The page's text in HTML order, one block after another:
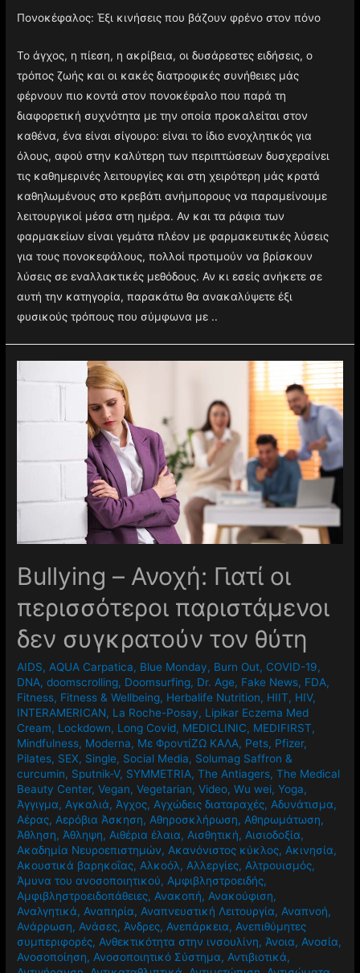
Πονοκέφαλος: Έξι κινήσεις που βάζουν φρένο στον πόνο
Το άγχος, η πίεση, η ακρίβεια, οι δυσάρεστες ειδήσεις, ο
τρόπος ζωής και οι κακές διατροφικές συνήθειες μάς
φέρνουν πιο κοντά στον πονοκέφαλο που παρά τη
διαφορετική συχνότητα με την οποία προκαλείται στον
καθένα, ένα είναι σίγουρο: είναι το ίδιο ενοχλητικός για
όλους, αφού στην καλύτερη των περιπτώσεων δυσχεραίνει
τις καθημερινές λειτουργίες και στη χειρότερη μάς κρατά
καθηλωμένους στο κρεβάτι ανήμπορους να παραμείνουμε
λειτουργικοί μέσα στη ημέρα. Αν και τα ράφια των
φαρμακείων είναι γεμάτα πλέον με φαρμακευτικές λύσεις
για τους πονοκεφάλους, πολλοί προτιμούν να βρίσκουν
λύσεις σε εναλλακτικές μεθόδους. Αν κι εσείς ανήκετε σε
αυτή την κατηγορία, παρακάτω θα ανακαλύψετε έξι
φυσικούς τρόπους που σύμφωνα με ..
Βullying – Ανοχή: Γιατί οι
περισσότεροι παριστάμενοι
δεν συγκρατούν τον θύτη
AIDS, AQUA Carpatica, Blue Monday, Burn Out, COVID-19,
DNA,doomscrolling, Doomsurfing, Dr. Age, Fake News, FDA,
Fitness, Fitness & Wellbeing, Herbalife Nutrition, HIIT, HIV,
INTERAMERICAN, La Roche-Posay, Lipikar Eczema Med
Cream, Lockdown, Long Covid, MEDICLINIC, MEDIFIRST,
Mindfulness, Moderna, Mε ΦροντίΖΩ ΚΑΛΑ, Pets, Pfizer,
Pilates, SEX, Single, Social Media, Solumag Saffron &
curcumin, Sputnik-V, SYMMETRIA,The Antiagers,The Medical
Beauty Center,Vegan,Vegetarian,Video,Wu wei,Yoga,
Άγγιγμα, Αγκαλιά, Άγχος, Αγχώδεις διαταραχές, Αδυνάτισμα,
Αέρας, Αερόβια Άσκηση, Αθηροσκλήρωση, Αθηρωμάτωση,
Άθληση, Άθληψη, Αιθέρια έλαια, Αισθητική, Αισιοδοξία,
Ακαδημία Νευροεπιστημών, Ακανόνιστος κύκλος, Ακινησία,
Ακουστικά βαρηκοΐας, Αλκοόλ, Αλλεργίες, Αλτρουισμός,
Άμυνα του ανοσοποιητικού, Αμφιβληστροειδής,
Αμφιβληστροειδοπάθειες, Ανακοπή, Ανακούφιση,
Αναλγητικά, Αναπηρία, Αναπνευστική Λειτουργία, Αναπνοή,
Ανάρρωση, Ανάσες, Άνδρες, Ανεπάρκεια, Ανεπιθύμητες
συμπεριφορές, Ανθεκτικότητα στην ινσουλίνη, Άνοια, Ανοσία,
Ανοσοποίηση, Ανοσοποιητικό Σύστημα, Αντιβιοτικά,